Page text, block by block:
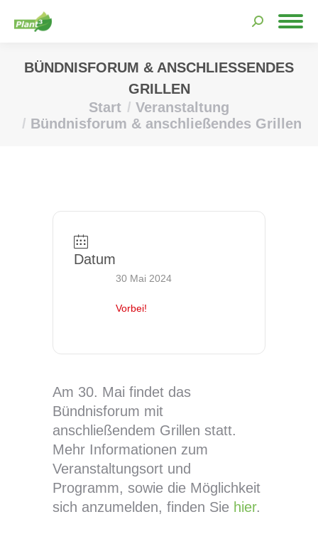
Search:
BÜNDNISFORUM & ANSCHLIESSENDES G
RILLEN
Sie befinden sich hier:
Start
Veranstaltung
Bündnisforum & anschließendes Grillen
Datum
30 Mai 2024
Vorbei!
Am 30. Mai findet das
Bündnisforum mit
anschließendem Grillen statt.
Mehr Informationen zum
Veranstaltungsort und
Programm, sowie die Möglichkeit
sich anzumelden, finden Sie hier.